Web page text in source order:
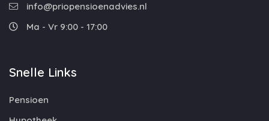
info@priopensioenadvies.nl
Ma - Vr 9:00 - 17:00
Snelle Links
Pensioen